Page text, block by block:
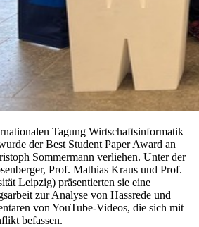
Tagung Wirtschaftsinformatik
der Best Student Paper Award an
Sommermann verliehen. Unter der
Prof. Mathias Kraus und Prof.
Leipzig) präsentierten sie eine
zur Analyse von Hassrede und
von YouTube-Videos, die sich mit
befassen.